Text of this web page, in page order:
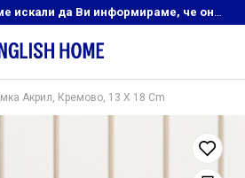
Скъпи клиенти, Бихме искали да Ви информираме, че онлайн магазинът на English Home преустановява своята дейност. Прекрасният ни и усмихнат екип ,Ви очаква в нашите физически магазини, където ще откриете любимите си продукти! Благодарим Ви, че сте част от семейството на Еnglish Home!
Акрил, Кремово, 13 X 18 Cm